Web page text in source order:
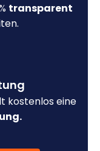
transparent
kostenlos eine